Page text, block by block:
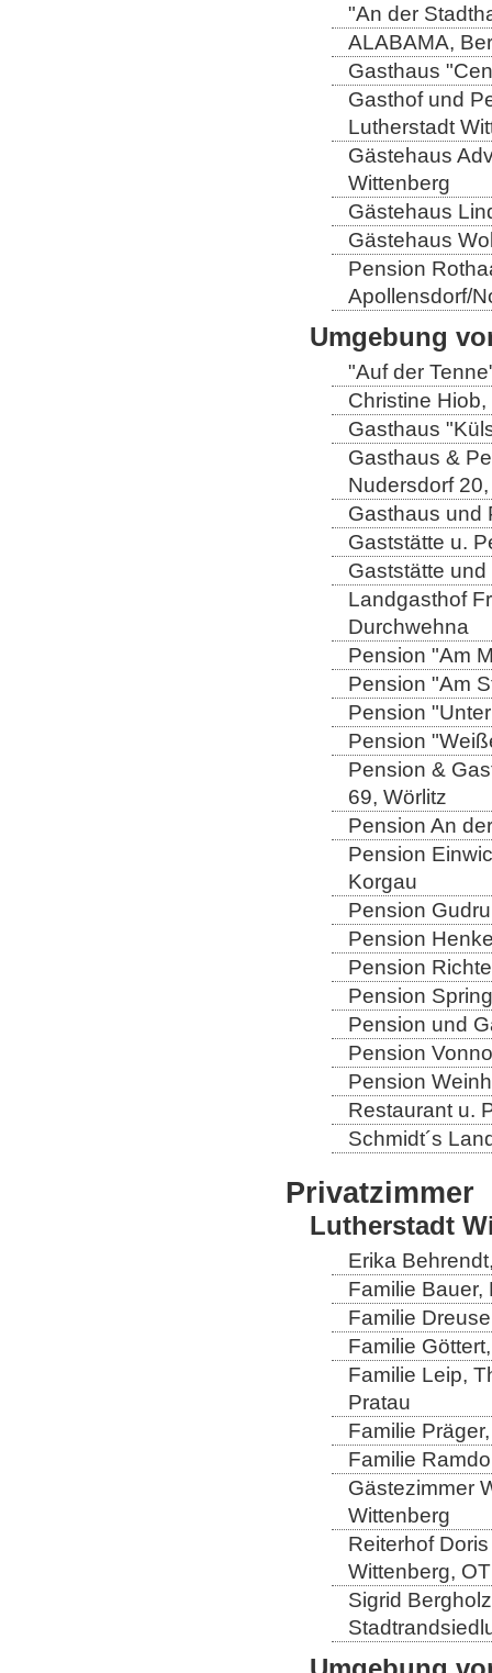
"An der
ALABAMA,
Gasthaus
Gasthof und
Lutherstadt
Gästehaus
Wittenberg
Gästehaus
Gästehaus
Pension
Apollensdorf/
Umgebung
"Auf der
Christine
Gasthaus
Gasthaus &
Nudersdorf
Gasthaus und
Gaststätte u.
Gaststätte
Landgasthof
Durchwehna
Pension "Am
Pension "Am
Pension
Pension
Pension &
69, Wörlitz
Pension An
Pension
Korgau
Pension
Pension
Pension
Pension
Pension und
Pension
Pension
Restaurant u.
Schmidt´s
Privatzimmer
Lutherstadt
Erika
Familie Bauer,
Familie
Familie
Familie Leip,
Pratau
Familie
Familie
Gästezimmer
Wittenberg
Reiterhof
Wittenberg,
Sigrid